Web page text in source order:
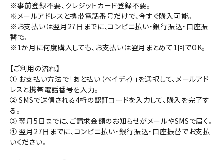
※事前登録不要、クレジットカード登録不要。
※メールアドレスと携帯電話番号だけで、今すぐ購入可能。
※お支払いは翌月27日までに、コンビニ払い・銀行振込・口座振
替で。
※1か月に何度購入しても、お支払いは翌月まとめて1回でOK。
【ご利用の流れ】
① お支払い方法で「あと払い（ペイディ）」を選択して、メールアド
レスと携帯電話番号を入力。
② SMSで送信される4桁の認証コードを入力して、購入を完了す
る。
③ 翌月5日までに、ご請求金額のお知らせがメールやSMSで届く。
④ 翌月27日までに、コンビニ払い・銀行振込・口座振替でお支払
いください。